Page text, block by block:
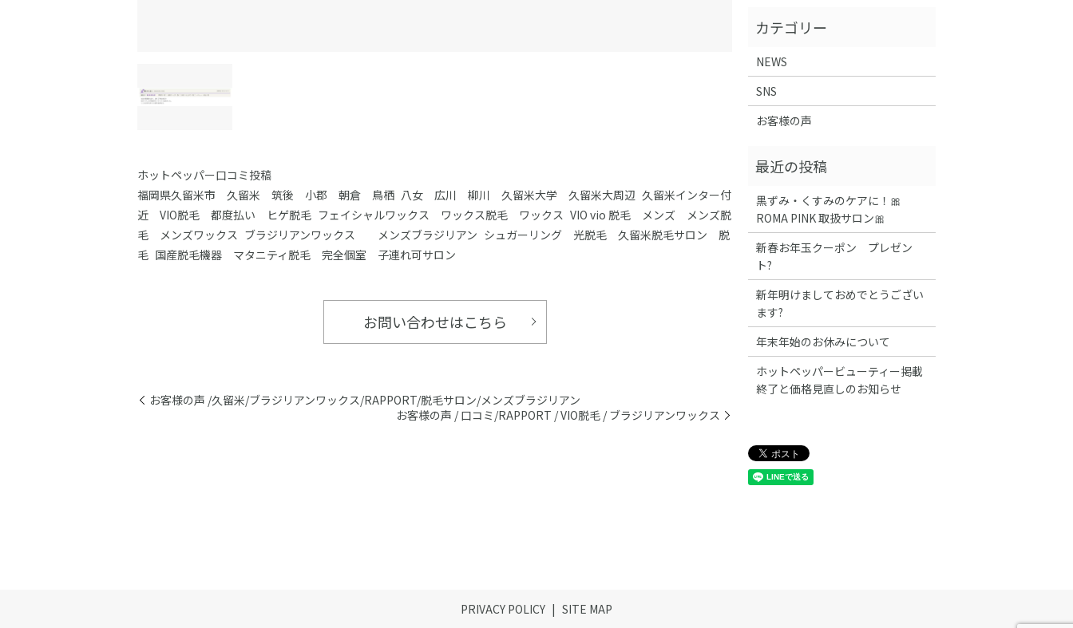
ホットペッパー口コミ投稿
福岡県久留米市 久留米 筑後 小郡 朝倉 鳥栖 八女 広川 柳川 久留米大学 久留米大周辺 久留米インター付
近 VIO脱毛 都度払い ヒゲ脱毛 フェイシャルワックス ワックス脱毛 ワックス VIO vio 脱毛 メンズ メンズ脱
毛 メンズワックス ブラジリアンワックス メンズブラジリアン シュガーリング 光脱毛 久留米脱毛サロン 脱
毛 国産脱毛機器 マタニティ脱毛 完全個室 子連れ可サロン
お問い合わせはこちら
お客様の声 /久留米/ブラジリアンワックス/RAPPORT/脱毛サロン/メンズブラジリアン
お客様の声 / 口コミ/RAPPORT / VIO脱毛 / ブラジリアンワックス
NEWS
SNS
お客様の声
黒ずみ・くすみのケアに！🎀
ROMA PINK 取扱サロン🎀
新春お年玉クーポン プレゼン
ト?
新年明けましておめでとうござい
ます?
年末年始のお休みについて
ホットペッパービューティー掲載
終了と価格見直しのお知らせ
PRIVACY POLICY SITE MAP